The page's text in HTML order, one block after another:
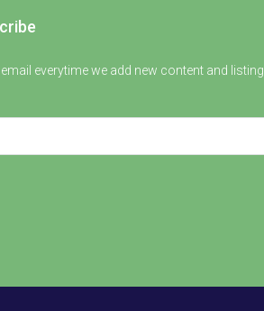
everytime we add new content and